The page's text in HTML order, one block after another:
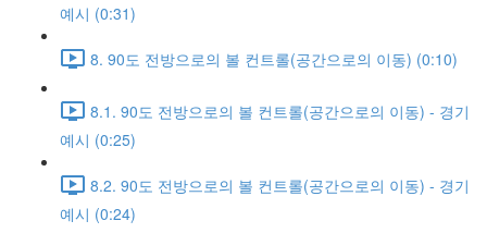
예시 (0:31)
8. 90도 전방으로의 볼 컨트롤(공간으로의 이동) (0:10)
8.1. 90도 전방으로의 볼 컨트롤(공간으로의 이동) - 경기
예시 (0:25)
8.2. 90도 전방으로의 볼 컨트롤(공간으로의 이동) - 경기
예시 (0:24)